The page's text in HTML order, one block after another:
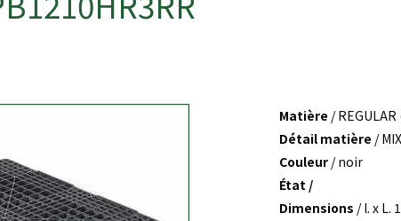
Matière /
Détail matière /
Couleur / noir
État /
Dimensions / l. x L.